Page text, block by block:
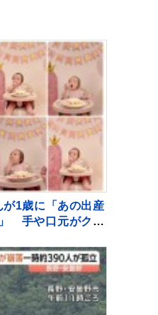
が1歳に「あの出産
手や口元がクリ